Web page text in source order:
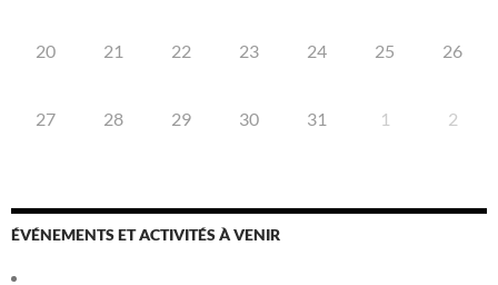
20 21 22 23 24 25 26
27 28 29 30 31 1 2
ÉVÉNEMENTS ET ACTIVITÉS À VENIR